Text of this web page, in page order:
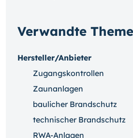
Verwandte
Hersteller/Anbieter
Zugangskontrollen
Zaunanlagen
baulicher Brandschutz
technischer Brandschutz
RWA-Anlagen